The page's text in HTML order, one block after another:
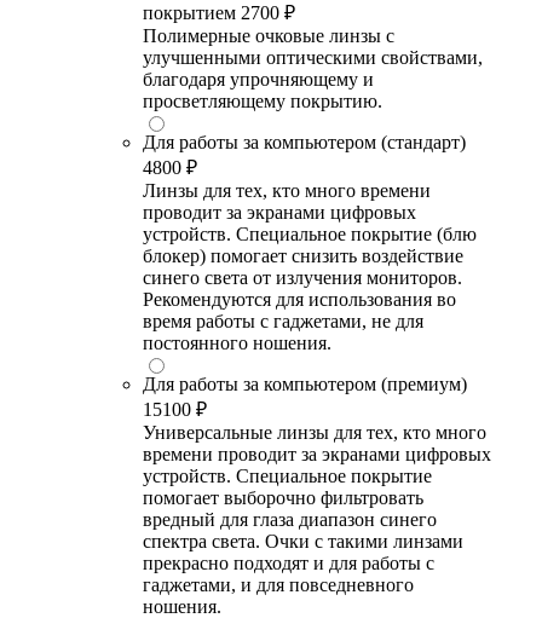
покрытием 2700 ₽
Полимерные очковые линзы с
улучшенными оптическими свойствами,
благодаря упрочняющему и
просветляющему покрытию.
Для работы за компьютером (стандарт)
4800 ₽
Линзы для тех, кто много времени
проводит за экранами цифровых
устройств. Специальное покрытие (блю
блокер) помогает снизить воздействие
синего света от излучения мониторов.
Рекомендуются для использования во
время работы с гаджетами, не для
постоянного ношения.
Для работы за компьютером (премиум)
15100 ₽
Универсальные линзы для тех, кто много
времени проводит за экранами цифровых
устройств. Специальное покрытие
помогает выборочно фильтровать
вредный для глаза диапазон синего
спектра света. Очки с такими линзами
прекрасно подходят и для работы с
гаджетами, и для повседневного
ношения.